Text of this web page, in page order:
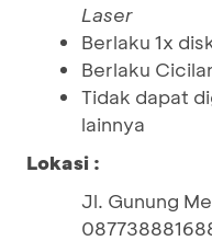
Laser
Berlaku 1x
Berlaku
Tidak dapat
lainnya
Lokasi :
Jl. Gunung